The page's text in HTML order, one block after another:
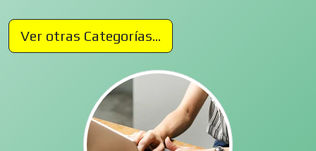
Ver otras Categorías...